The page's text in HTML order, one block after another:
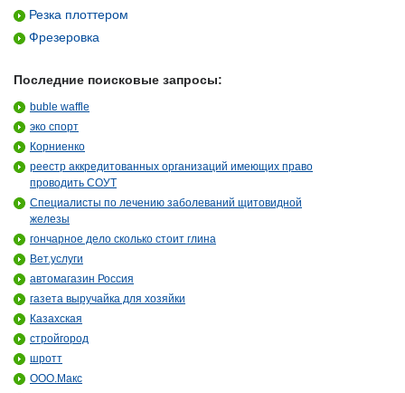
Резка плоттером
Фрезеровка
Последние поисковые запросы:
buble waffle
эко спорт
Корниенко
реестр аккредитованных организаций имеющих право
проводить СОУТ
Специалисты по лечению заболеваний щитовидной
железы
гончарное дело сколько стоит глина
Вет.услуги
автомагазин Россия
газета выручайка для хозяйки
Казахская
стройгород
шротт
ООО.Макс